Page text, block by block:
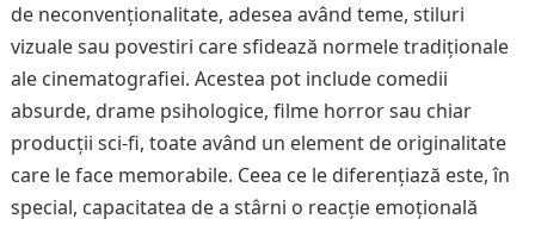
de neconvenționalitate, adesea având teme, stiluri
vizuale sau povestiri care sfidează normele tradiționale
ale cinematografiei. Acestea pot include comedii
absurde, drame psihologice, filme horror sau chiar
producții sci-fi, toate având un element de originalitate
care le face memorabile. Ceea ce le diferențiază este, în
special, capacitatea de a stârni o reacție emoțională